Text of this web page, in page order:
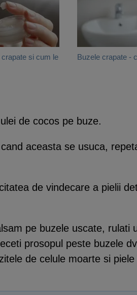
si cum le
Buzele crapate -
de cocos pe buze.
aceasta se usuca,
de vindecare a pielii
pe buzele uscate, rulati
prosopul peste buzele
de celule moarte si piele